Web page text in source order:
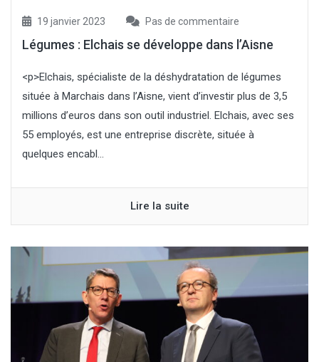
19 janvier 2023 Pas de commentaire
Légumes : Elchais se développe dans l’Aisne
<p>Elchais, spécialiste de la déshydratation de légumes
située à Marchais dans l’Aisne, vient d’investir plus de 3,5
millions d’euros dans son outil industriel. Elchais, avec ses
55 employés, est une entreprise discrète, située à
quelques encabl...
Lire la suite